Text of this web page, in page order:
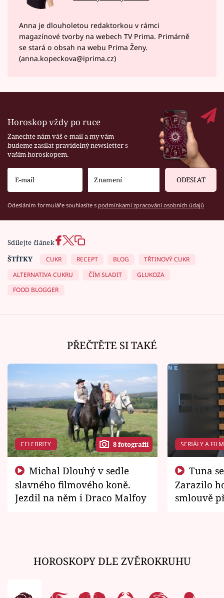
Anna je dlouholetou redaktorkou v rámci
magazínové tvorby na webech TV Prima. Primárně
se stará o obsah na webu Prima Ženy.
(anna.kopeckova@iprima.cz)
Horoskop vždy po ruce
Zanechte nám váš e-mail a my vám
budeme zasílat pravidelný newsletter s
vaším horoskopem.
ODESLAT
Odesláním formuláře souhlasíte s podmínkami zpracování osobních údajů
Sdílejte článek
ŠTÍTKY
CUKR RECEPT BLOG
TŘTINOVÝ CUKR
ALTERNATIVA CUKRU
ČÍM SLADIT
GLUKOZA
FOOD BLOGGER
PŘEČTĚTE SI TAKÉ
CELEBRITY 8 fotografií
slavného filmového koně.
Jezdil na něm i Draco Malfoy
SERIÁLY A
Zarazilo
smlouvě
HOROSKOPY DLE ZVĚROKRUHU